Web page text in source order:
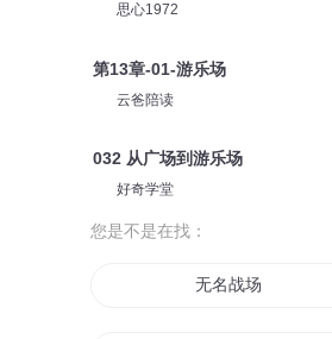
思心1972
第13章-01-游乐场
云爸陪读
032 从广场到游乐场
好奇学堂
您是不是在找：
无名战场